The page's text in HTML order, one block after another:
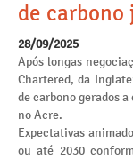
de
28/09/2025
Após longas
Chartered, da
de carbono gerados
no Acre.
Expectativas
ou até 2030